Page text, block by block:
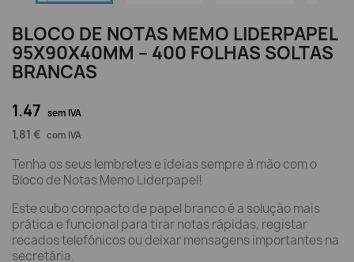
BLOCO DE NOTAS MEMO LIDERPAPEL
95X90X40MM – 400 FOLHAS SOLTAS
BRANCAS
1.47 sem IVA
1,81 € com IVA
Tenha os seus lembretes e ideias sempre à mão com o
Bloco de Notas Memo Liderpapel!
Este cubo compacto de papel branco é a solução mais
prática e funcional para tirar notas rápidas, registar
recados telefónicos ou deixar mensagens importantes na
secretária.